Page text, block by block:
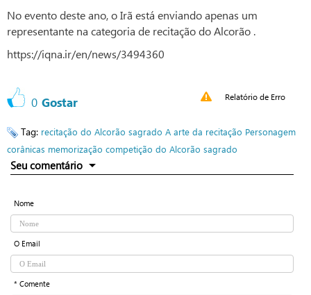
No evento deste ano, o Irã está enviando apenas um
representante na categoria de recitação do Alcorão .
https://iqna.ir/en/news/3494360
0 Gostar Relatório de Erro
Tag: recitação do Alcorão sagrado A arte da recitação Personagem
corânicas memorização competição do Alcorão sagrado
Seu comentário
Nome
O Email
* Comente